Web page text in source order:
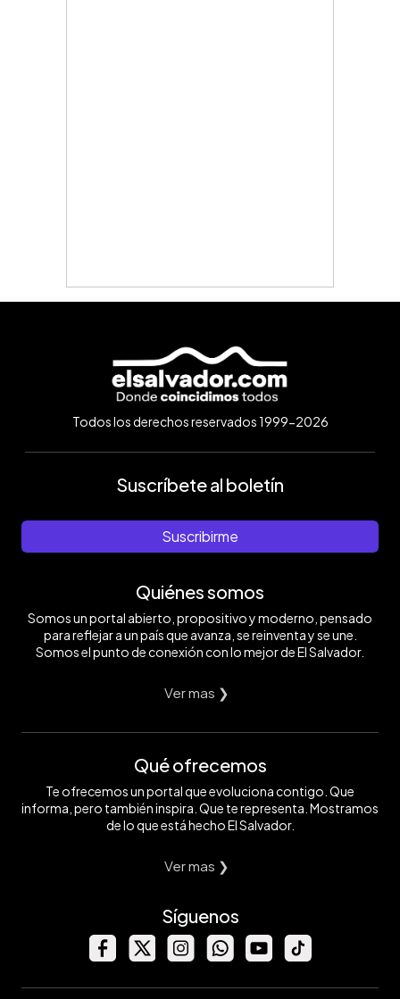
Todos los derechos reservados 1999-2026
Suscríbete al boletín
Suscribirme
Quiénes somos
Somos un portal abierto, propositivo y moderno, pensado
para reflejar a un país que avanza, se reinventa y se une.
Somos el punto de conexión con lo mejor de El Salvador.
Ver mas ❯
Qué ofrecemos
Te ofrecemos un portal que evoluciona contigo. Que
informa, pero también inspira. Que te representa. Mostramos
de lo que está hecho El Salvador.
Ver mas ❯
Síguenos